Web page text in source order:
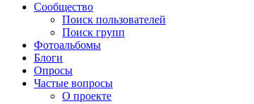
Сообщество
Поиск пользователей
Поиск групп
Фотоальбомы
Блоги
Опросы
Частые вопросы
О проекте